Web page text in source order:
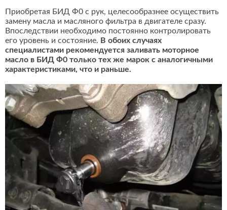
Приобретая БИД Ф0 с рук, целесообразнее осуществить
замену масла и масляного фильтра в двигателе сразу.
Впоследствии необходимо постоянно контролировать
его уровень и состояние. В обоих случаях
специалистами рекомендуется заливать моторное
масло в БИД Ф0 только тех же марок с аналогичными
характеристиками, что и раньше.